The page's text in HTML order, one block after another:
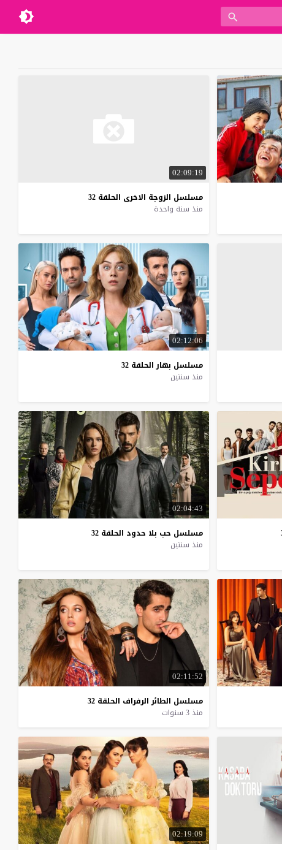
02:09:19
مسلسل الزوجة الاخرى الحلقة 32
منذ سنة واحدة
02:12:06
مسلسل بهار الحلقة 32
منذ سنتين
02:04:43
مسلسل حب بلا حدود الحلقة 32
منذ سنتين
02:11:52
مسلسل الطائر الرفراف الحلقة 32
منذ 3 سنوات
02:19:09